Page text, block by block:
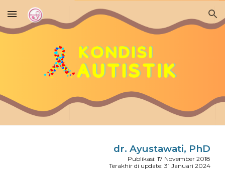
Skip to main content Skip to navigation
dr. Ayustawati, PhD
Publikasi: 17 November 2018
Terakhir di update: 31 Januari 2024